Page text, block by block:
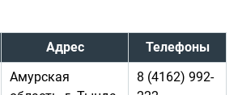
Адрес
Телефоны
Амурская
8 (4162) 992-